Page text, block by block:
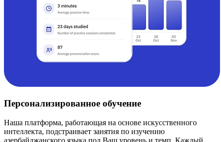
Персонализированное обучение
Наша платформа, работающая на основе искусственного
интеллекта, подстраивает занятия по изучению
азербайджанского языка под Ваш уровень и темп. Каждый